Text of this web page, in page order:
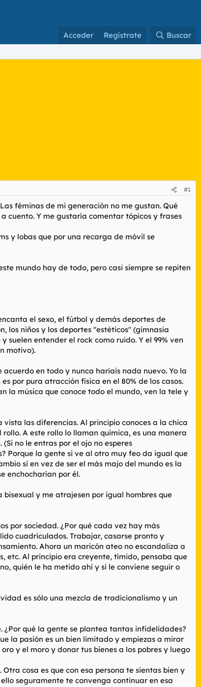
Acceder Regístrate Buscar
#1
féminas de mi generación no me gustan. Qué
cuento. Y me gustaría comentar tópicos y frases
y lobas que por una recarga de móvil se
mundo hay de todo, pero casi siempre se repiten
el sexo, el fútbol y demás deportes de
los niños y los deportes "estéticos" (gimnasia
entender el rock como ruido. Y el 99% ven
motivo).
en todo y nunca haríais nada nuevo. Yo la
por pura atracción física en el 80% de los casos.
la música que conoce todo el mundo, ven la tele y
las diferencias. Al principio conoces a la chica
A este rollo lo llaman química, es una manera
no le entras por el ojo no esperes
Porque la gente si ve al otro muy feo da igual que
si en vez de ser el más majo del mundo es la
enchocharían por él.
bisexual y me atrajesen por igual hombres que
por sociedad. ¿Por qué cada vez hay más
cuadriculados. Trabajar, casarse pronto y
Ahora un maricón ateo no escandaliza a
etc. Al principio era creyente, tímido, pensaba que
quién le ha metido ahí y si le conviene seguir o
es sólo una mezcla de tradicionalismo y un
¿Por qué la gente se plantea tantas infidelidades?
la pasión es un bien limitado y empiezas a mirar
y el moro y donar tus bienes a los pobres y luego
cosa es que con esa persona te sientas bien y
seguramente te convenga continuar en esa